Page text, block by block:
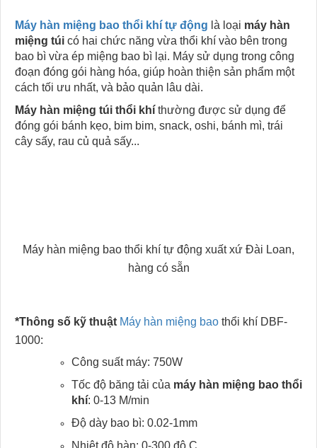
Máy hàn miệng bao thổi khí tự động là loại máy hàn
miệng túi có hai chức năng vừa thổi khí vào bên trong
bao bì vừa ép miệng bao bì lại. Máy sử dụng trong công
đoạn đóng gói hàng hóa, giúp hoàn thiện sản phẩm một
cách tối ưu nhất, và bảo quản lâu dài.
Máy hàn miệng túi thổi khí thường được sử dụng để
đóng gói bánh kẹo, bim bim, snack, oshi, bánh mì, trái
cây sấy, rau củ quả sấy...
Máy hàn miệng bao thổi khí tự động xuất xứ Đài Loan,
hàng có sẵn
*Thông số kỹ thuật Máy hàn miệng bao thổi khí DBF-
1000:
Công suất máy: 750W
Tốc độ băng tải của máy hàn miệng bao thổi
khí: 0-13 M/min
Độ dày bao bì: 0.02-1mm
Nhiệt độ hàn: 0-300 độ C